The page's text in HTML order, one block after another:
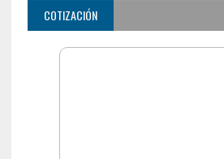
COTIZACIÓN